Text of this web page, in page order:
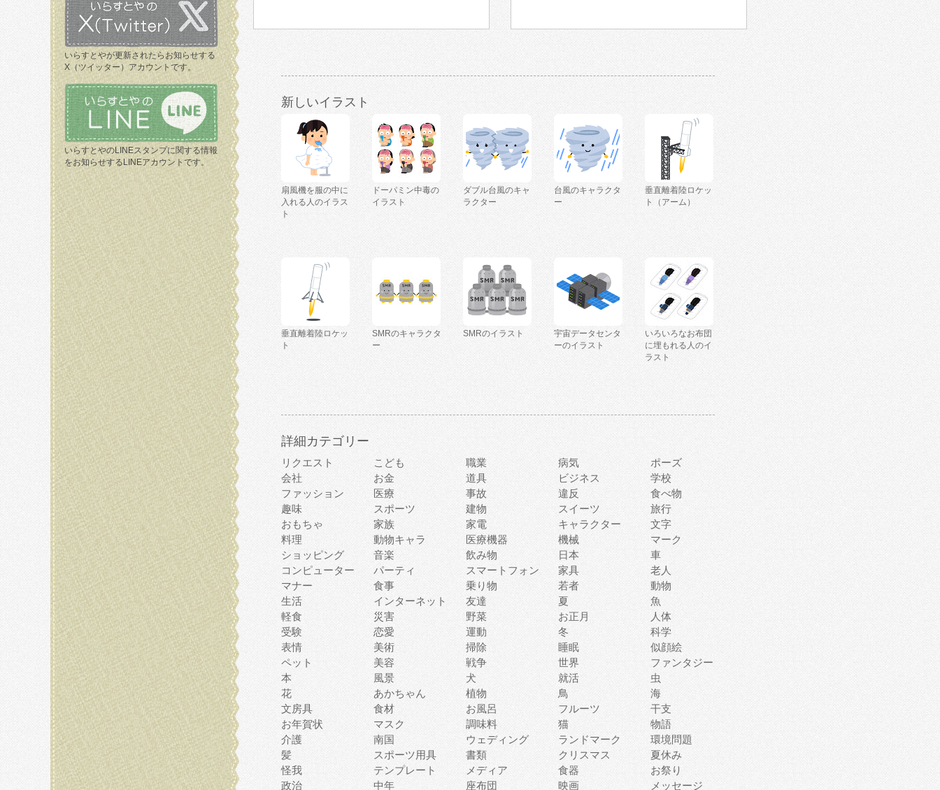
いらすとやが更新されたらお知らせする
X（ツイッター）アカウントです。
いらすとやのLINEスタンプに関する情報
をお知らせするLINEアカウントです。
新しいイラスト
扇風機を服の中に
入れる人のイラス
ト
ドーパミン中毒の
イラスト
ダブル台風のキャ
ラクター
台風のキャラクタ
ー
垂直離着陸ロケッ
ト（アーム）
垂直離着陸ロケッ
ト
SMRのキャラクタ
ー
SMRのイラスト
宇宙データセンタ
ーのイラスト
いろいろなお布団
に埋もれる人のイ
ラスト
詳細カテゴリー
リクエスト こども 職業 病気
ポーズ
会社
お金 道具 ビジネス
学校
ファッション
医療 事故 違反
食べ物
趣味
スポーツ 建物 スイーツ
旅行
おもちゃ
家族 家電 キャラクター
文字
料理
動物キャラ 医療機器 機械
マーク
ショッピング
音楽 飲み物 日本
車
コンピューター
パーティ スマートフォン 家具
老人
マナー
食事 乗り物 若者
動物
生活
インターネット 友達 夏
魚
軽食
災害 野菜 お正月
人体
受験
恋愛 運動 冬
科学
表情
美術 掃除 睡眠
似顔絵
ペット
美容 戦争 世界
ファンタジー
本
風景 犬 就活
虫
花
あかちゃん 植物 鳥
海
文房具
食材 お風呂 フルーツ
干支
お年賀状
マスク 調味料 猫
物語
介護
南国 ウェディング ランドマーク
環境問題
髪
スポーツ用具 書類 クリスマス
夏休み
怪我
テンプレート メディア 食器
お祭り
政治
中年 座布団 映画 メッセージ